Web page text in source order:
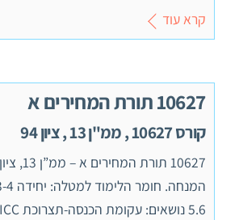
קרא עוד
10627 תורת המחירים א
קורס 10627 , ממ"ן 13 , ציון 94